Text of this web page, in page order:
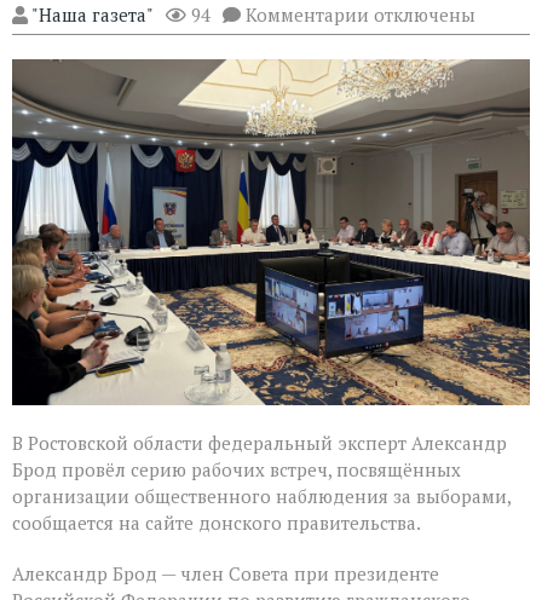
"Наша газета" 94 Комментарии к
записи
Эксперт
Александр
Брод
высоко
оценил
подготовку
наблюдателей
Ростовской
области
отключены
В Ростовской области федеральный эксперт Александр
Брод провёл серию рабочих встреч, посвящённых
организации общественного наблюдения за выборами,
сообщается на сайте донского правительства.
Александр Брод — член Совета при президенте